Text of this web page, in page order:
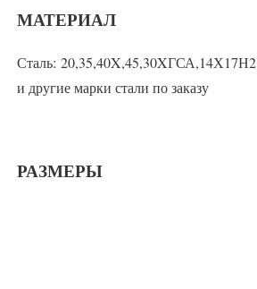
МАТЕРИАЛ
Сталь: 20,35,40X,45,30XГСА,14Х17Н2
и другие марки стали по заказу
РАЗМЕРЫ